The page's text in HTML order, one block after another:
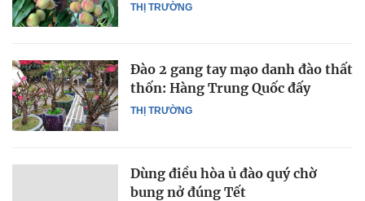
THỊ TRƯỜNG
THỊ TRƯỜNG
Đào 2 gang tay mạo danh đào thất
thốn: Hàng Trung Quốc đấy
Dùng điều hòa ủ đào quý chờ
bung nở đúng Tết